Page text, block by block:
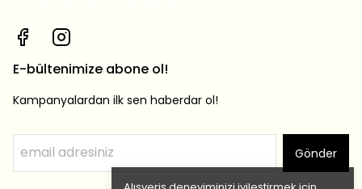
E-bültenimize abone ol!
Kampanyalardan ilk sen haberdar ol!
Gönder